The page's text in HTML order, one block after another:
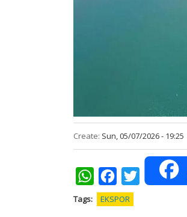
Create: Sun, 05/07/2026 - 19:25
WhatsAppFacebookTwitter
Tags EKSPOR